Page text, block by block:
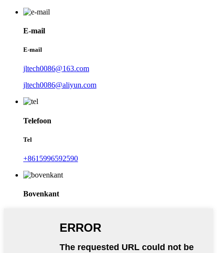
E-mail
E-mail
jltech0086@163.com
jltech0086@aliyun.com
Telefoon
Tel
+8615996592590
Bovenkant